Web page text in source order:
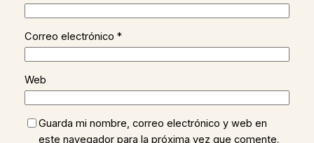
Correo electrónico *
Web
Guarda mi nombre, correo electrónico y web en
este navegador para la próxima vez que comente.